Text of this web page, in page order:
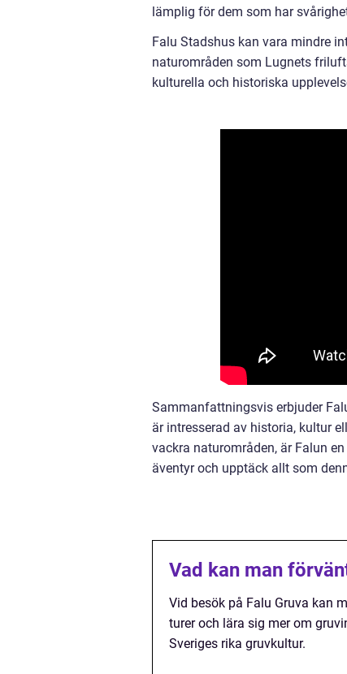
lämplig för dem som har
Falu Stadshus kan vara mindre
naturområden som Lugnets
kulturella och historiska
Sammanfattningsvis erbjuder
är intresserad av historia, kultur
vackra naturområden, är Falun
äventyr och upptäck allt som
Vad kan man
Vid besök på Falu Gruva kan
turer och lära sig mer om
Sveriges rika gruvkultur.